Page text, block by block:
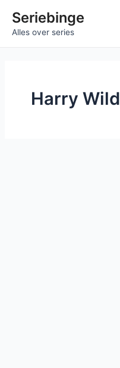
naarSeriebinge
Alles over series
Harry Wild